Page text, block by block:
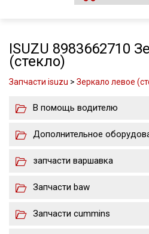
ISUZU 8983662710
(стекло)
Запчасти isuzu > Зеркало левое
В помощь водителю
Дополнительное
запчасти варшавка
Запчасти baw
Запчасти cummins